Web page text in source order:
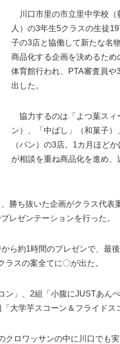
生徒たちの商品案にPTA席は全員〇印で「
格」を出した＝川口市立里中学校体育館
川口市里の市立里中学校（
人）の3年生5クラスの生徒
子の3店と協働して新たな名
商品化する企画を決めるた
体育館行われ、PTA審査員や
出した。
協力するのは「よつ葉スィ
ン）、「中ばし」（和菓子）
（パン）の3店。1カ月ほど
が相談を重ね商品化を進め
勝ち抜いた企画がクラス代表
レゼンテーションを行った。
ら約1時間のプレゼンで、最
スの案全てに〇が出た。
」、2組「小腹にJUSTあん
大学芋スコーン＆フライドス
ロワッサンの中に川口でも